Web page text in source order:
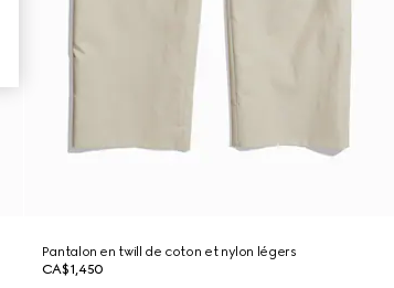
Pantalon en twill de coton et nylon légers
CA$1,450